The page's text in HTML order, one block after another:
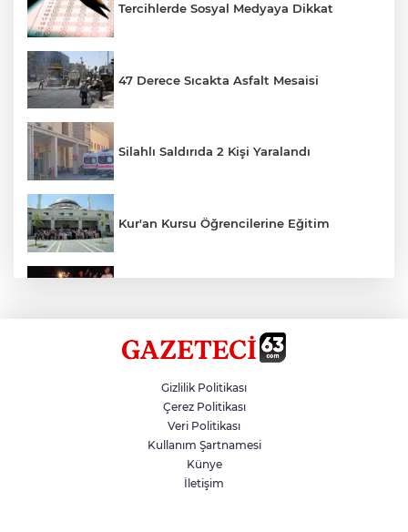
Tercihlerde Sosyal Medyaya Dikkat
47 Derece Sıcakta Asfalt Mesaisi
Silahlı Saldırıda 2 Kişi Yaralandı
Kur'an Kursu Öğrencilerine Eğitim
Siverek’te Mahmut Gülel Dönemi
Filistin Konvoyuna Coşkulu Karşılama
Gizlilik Politikası
Çerez Politikası
Veri Politikası
Kullanım Şartnamesi
Künye
İletişim